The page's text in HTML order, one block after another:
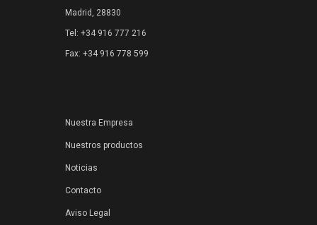
NUESTROS PRODUCTOS
NOTICIAS
Madrid, 28830
Tel: +34 916 777 216
Fax: +34 916 778 599
Nuestra Empresa
Nuestros productos
Noticias
Contacto
Aviso Legal